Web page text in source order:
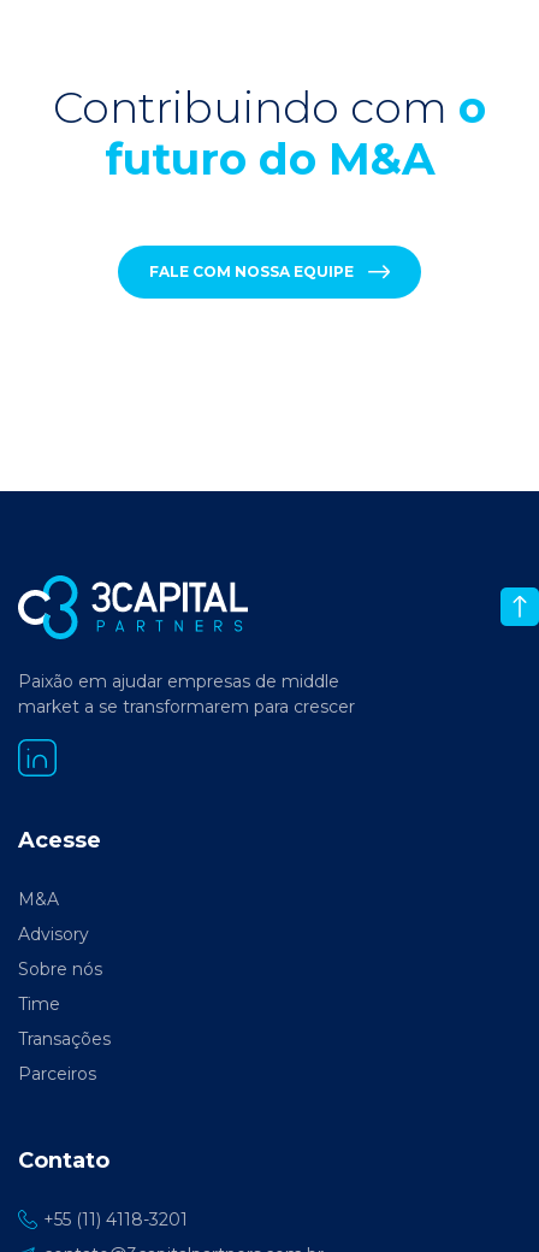
Contribuindo com o
futuro do M&A
FALE COM NOSSA EQUIPE
Paixão em ajudar empresas de middle
market a se transformarem para crescer
Acesse
M&A
Advisory
Sobre nós
Time
Transações
Parceiros
Contato
+55 (11) 4118-3201